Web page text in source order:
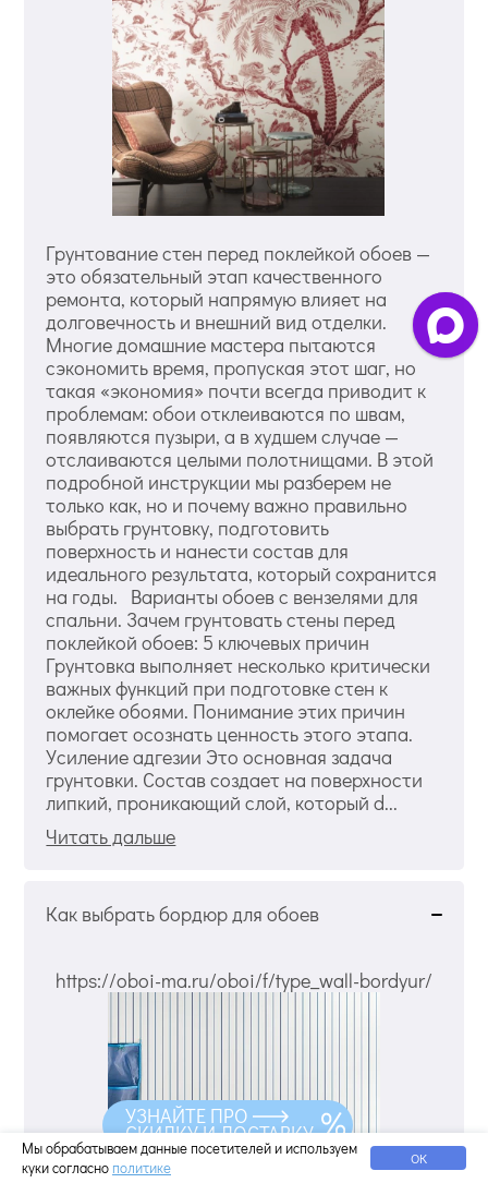
Грунтование стен перед поклейкой обоев —
это обязательный этап качественного
ремонта, который напрямую влияет на
долговечность и внешний вид отделки.
Многие домашние мастера пытаются
сэкономить время, пропуская этот шаг, но
такая «экономия» почти всегда приводит к
проблемам: обои отклеиваются по швам,
появляются пузыри, а в худшем случае —
отслаиваются целыми полотнищами. В этой
подробной инструкции мы разберем не
только как, но и почему важно правильно
выбрать грунтовку, подготовить
поверхность и нанести состав для
идеального результата, который сохранится
на годы. Варианты обоев с вензелями для
спальни. Зачем грунтовать стены перед
поклейкой обоев: 5 ключевых причин
Грунтовка выполняет несколько критически
важных функций при подготовке стен к
оклейке обоями. Понимание этих причин
помогает осознать ценность этого этапа.
Усиление адгезии Это основная задача
грунтовки. Состав создает на поверхности
липкий, проникающий слой, который d...
Читать дальше
Как выбрать бордюр для обоев
https://oboi-ma.ru/oboi/f/type_wall-bordyur/
Мы обрабатываем данные посетителей и используем
куки согласно политике ОК
УЗНАЙТЕ ПРО
СКИДКУ И ДОСТАВКУ